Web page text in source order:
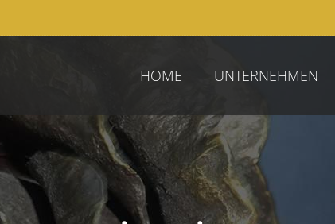
HOME UNTERNEHMEN